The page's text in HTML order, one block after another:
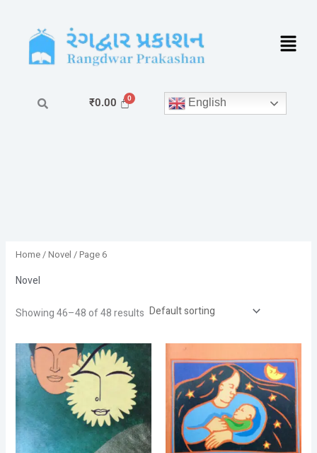
content
₹0.00 English
Home/Novel / Page 6
Novel
Showing 46–48 of 48 results